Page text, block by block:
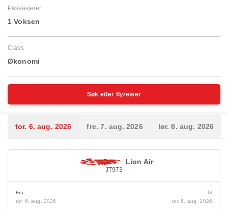
Passasjerer
1 Voksen
Class
Økonomi
Søk etter flyreiser
tor. 6. aug. 2026 fre. 7. aug. 2026 lør. 8. aug. 2026
Lion Air
JT973
Fra
tor. 6. aug. 2026
Til
tor. 6. aug. 2026